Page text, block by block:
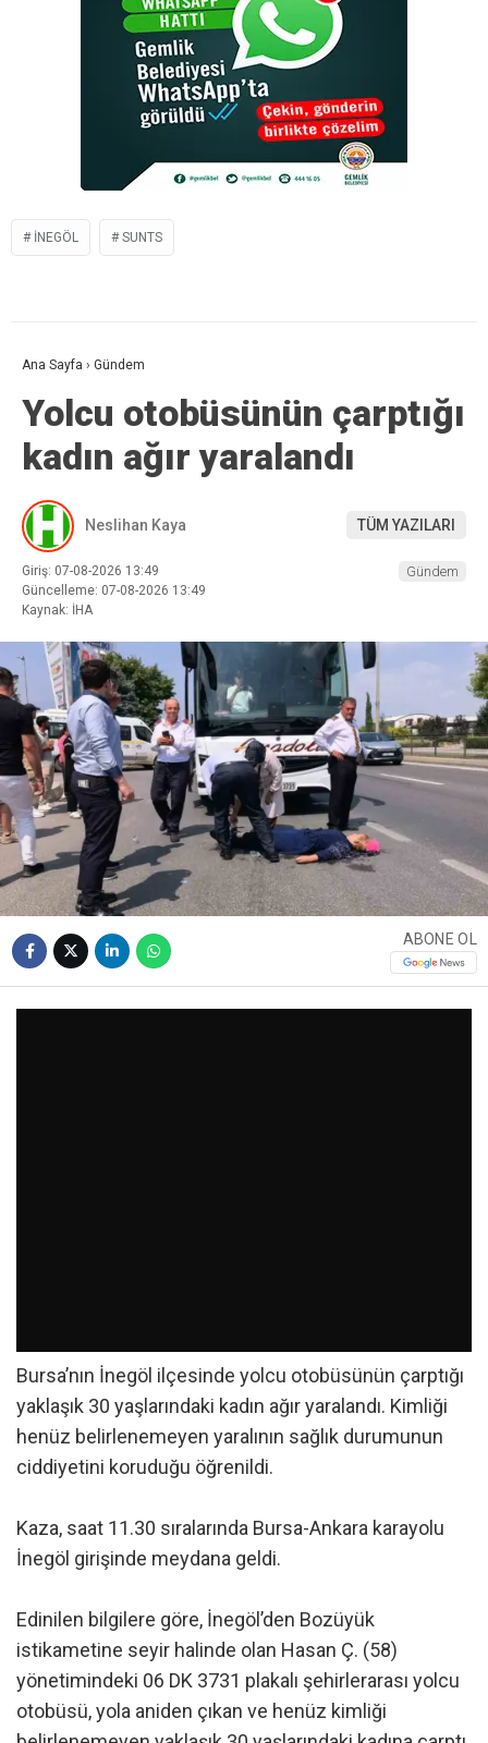
İNEGÖL SUNTS
Ana Sayfa › Gündem
Yolcu otobüsünün çarptığı
kadın ağır yaralandı
Neslihan Kaya TÜM YAZILARI
Giriş: 07-08-2026 13:49
Güncelleme: 07-08-2026 13:49
Kaynak: İHA
Gündem
ABONE OL
Bursa’nın İnegöl ilçesinde yolcu otobüsünün çarptığı
yaklaşık 30 yaşlarındaki kadın ağır yaralandı. Kimliği
henüz belirlenemeyen yaralının sağlık durumunun
ciddiyetini koruduğu öğrenildi.
Kaza, saat 11.30 sıralarında Bursa-Ankara karayolu
İnegöl girişinde meydana geldi.
Edinilen bilgilere göre, İnegöl’den Bozüyük
istikametine seyir halinde olan Hasan Ç. (58)
yönetimindeki 06 DK 3731 plakalı şehirlerarası yolcu
otobüsü, yola aniden çıkan ve henüz kimliği